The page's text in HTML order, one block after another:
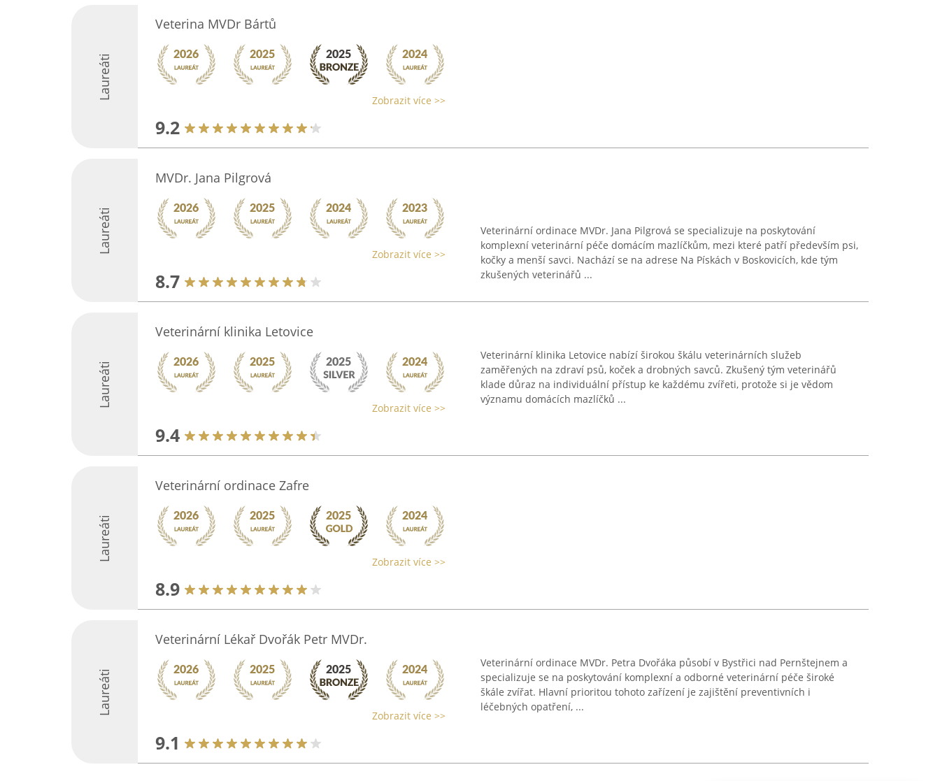
Laureáti
Veterina MVDr Bártů
Zobrazit více >>
9.2
Laureáti
MVDr. Jana Pilgrová
Zobrazit více >>
8.7
Veterinární ordinace MVDr. Jana Pilgrová se specializuje na poskytování
komplexní veterinární péče domácím mazlíčkům, mezi které patří především psi,
kočky a menší savci. Nachází se na adrese Na Pískách v Boskovicích, kde tým
zkušených veterinářů ...
Laureáti
Veterinární klinika Letovice
Zobrazit více >>
9.4
Veterinární klinika Letovice nabízí širokou škálu veterinárních služeb
zaměřených na zdraví psů, koček a drobných savců. Zkušený tým veterinářů
klade důraz na individuální přístup ke každému zvířeti, protože si je vědom
významu domácích mazlíčků ...
Laureáti
Veterinární ordinace Zafre
Zobrazit více >>
8.9
Laureáti
Veterinární Lékař Dvořák Petr MVDr.
Zobrazit více >>
9.1
Veterinární ordinace MVDr. Petra Dvořáka působí v Bystřici nad Pernštejnem a
specializuje se na poskytování komplexní a odborné veterinární péče široké
škále zvířat. Hlavní prioritou tohoto zařízení je zajištění preventivních i
léčebných opatření, ...